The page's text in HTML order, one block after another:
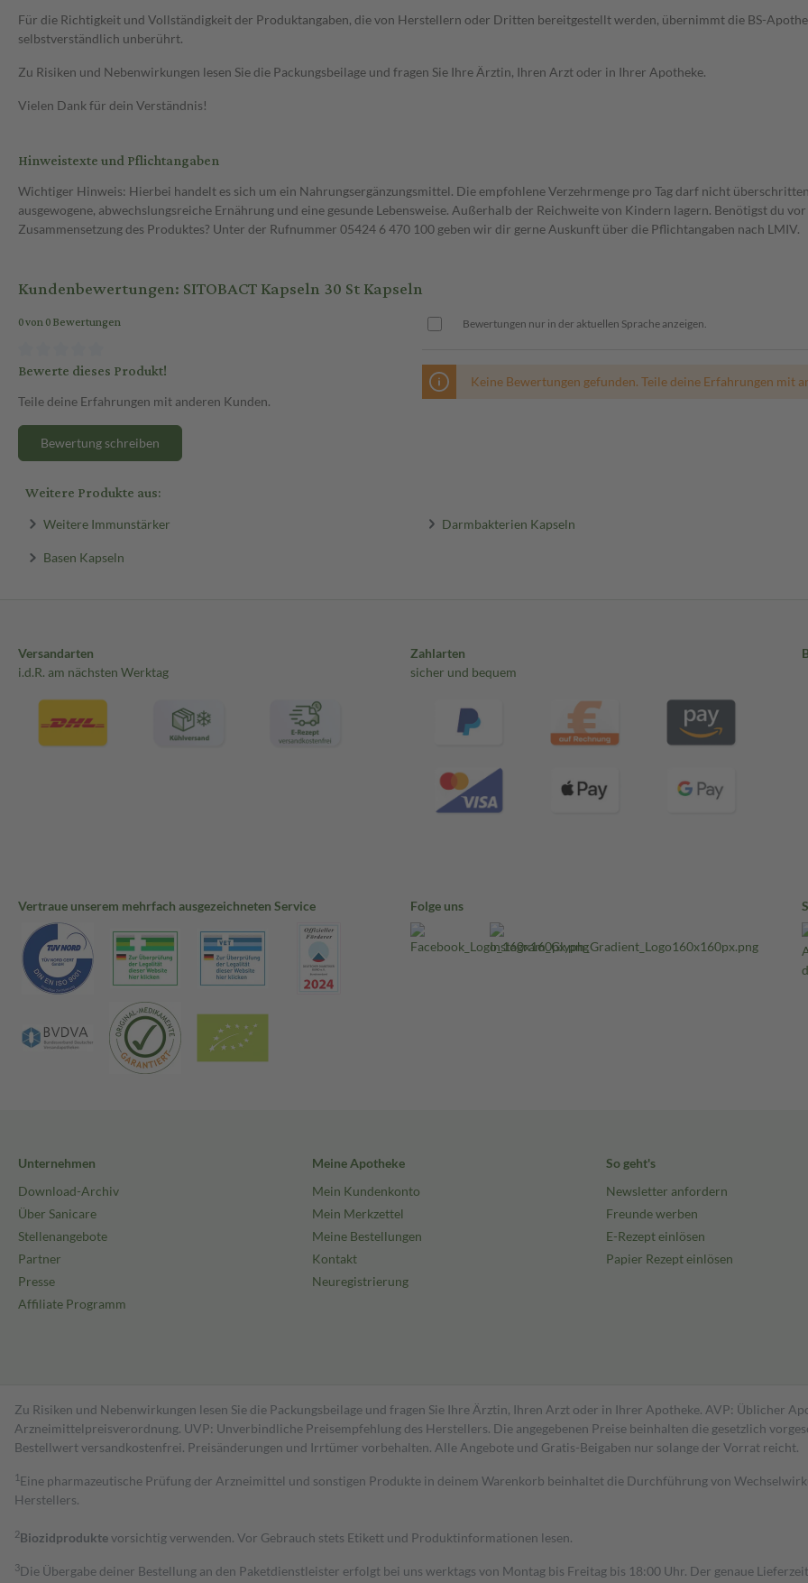
Für die Richtigkeit und Vollständigkeit der Produktangaben, die von Herstellern oder Dritten bereitgestellt werden, übernimmt die BS-
selbstverständlich unberührt.
Zu Risiken und Nebenwirkungen lesen Sie die Packungsbeilage und fragen Sie Ihre Ärztin, Ihren Arzt oder in Ihrer Apotheke.
Vielen Dank für dein Verständnis!
Hinweistexte und Pflichtangaben
Wichtiger Hinweis: Hierbei handelt es sich um ein Nahrungsergänzungsmittel. Die empfohlene Verzehrmenge pro Tag darf nicht
ausgewogene, abwechslungsreiche Ernährung und eine gesunde Lebensweise. Außerhalb der Reichweite von Kindern lagern. Benötigst du
Zusammensetzung des Produktes? Unter der Rufnummer 05424 6 470 100 geben wir dir gerne Auskunft über die Pflichtangaben nach LMIV.
Kundenbewertungen: SITOBACT Kapseln 30 St Kapseln
0 von 0 Bewertungen
Bewerte dieses Produkt!
Teile deine Erfahrungen mit anderen Kunden.
Bewertung schreiben
Bewertungen nur in der aktuellen Sprache anzeigen.
Keine Bewertungen gefunden. Teile deine Erfahrungen mit
Weitere Produkte aus:
Weitere Immunstärker Darmbakterien Kapseln
Basen Kapseln
Versandarten
i.d.R. am nächsten Werktag
Zahlarten
sicher und bequem
Vertraue unserem mehrfach ausgezeichneten Service Folge uns
Unternehmen
Download-Archiv
Über Sanicare
Stellenangebote
Partner
Presse
Affiliate Programm
Meine Apotheke
Mein Kundenkonto
Mein Merkzettel
Meine Bestellungen
Kontakt
Neuregistrierung
So geht's
Newsletter anfordern
Freunde werben
E-Rezept einlösen
Papier Rezept einlösen
Zu Risiken und Nebenwirkungen lesen Sie die Packungsbeilage und fragen Sie Ihre Ärztin, Ihren Arzt oder in Ihrer Apotheke. AVP: Üblicher
Arzneimittelpreisverordnung. UVP: Unverbindliche Preisempfehlung des Herstellers. Die angegebenen Preise beinhalten die gesetzlich
Bestell­wert versand­kosten­frei. Preisänderungen und Irrtümer vorbehalten. Alle Angebote und Gratis-Beigaben nur solange der Vorrat reicht.
1 Eine pharmazeutische Prüfung der Arzneimittel und sonstigen Produkte in deinem Warenkorb beinhaltet die Durchführung von
Herstellers.
2Biozidproduktevorsichtig verwenden. Vor Gebrauch stets Etikett und Produktinformationen lesen.
3Die Übergabe deiner Bestellung an den Paketdienstleister erfolgt bei uns werktags von Montag bis Freitag bis 18:00 Uhr. Der genaue